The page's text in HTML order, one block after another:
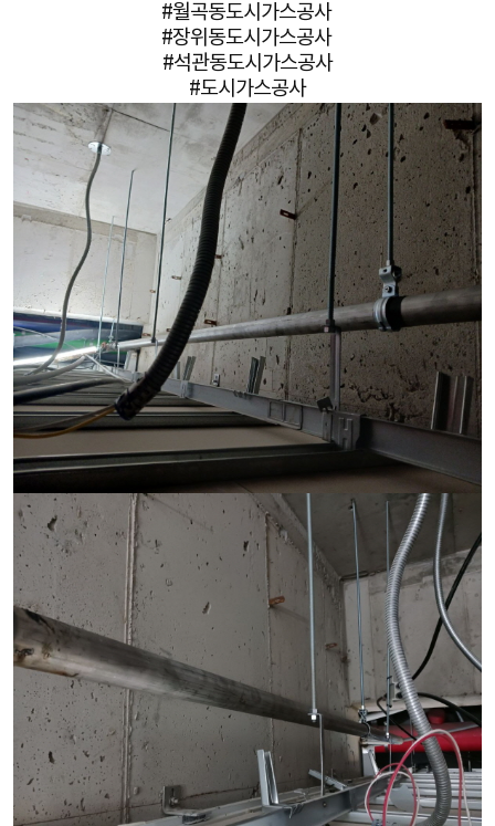
#월곡동도시가스공사
#장위동도시가스공사
#석관동도시가스공사
#도시가스공사